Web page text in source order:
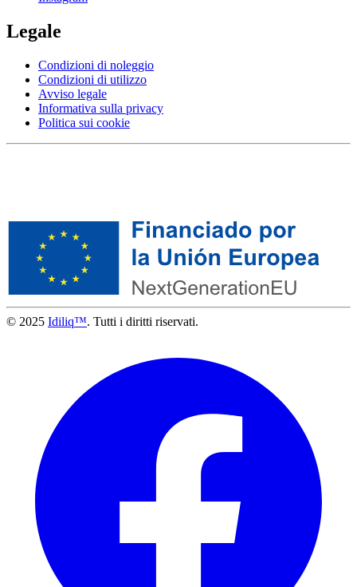
Legale
Condizioni di noleggio
Condizioni di utilizzo
Avviso legale
Informativa sulla privacy
Politica sui cookie
© 2025 Idiliq™. Tutti i diritti riservati.